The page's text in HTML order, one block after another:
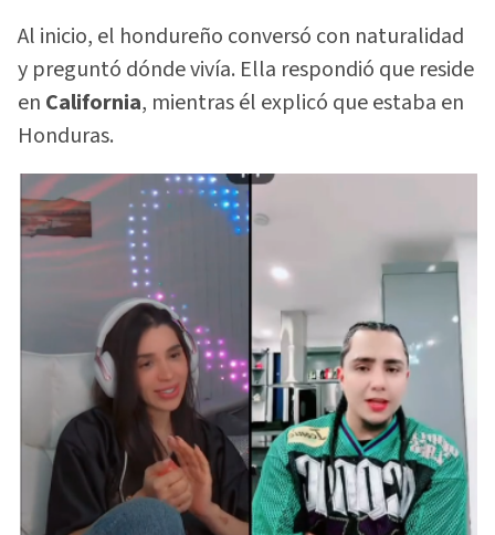
Al inicio, el hondureño conversó con naturalidad
y preguntó dónde vivía. Ella respondió que reside
en California, mientras él explicó que estaba en
Honduras.